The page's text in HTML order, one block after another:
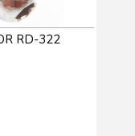
RD-322